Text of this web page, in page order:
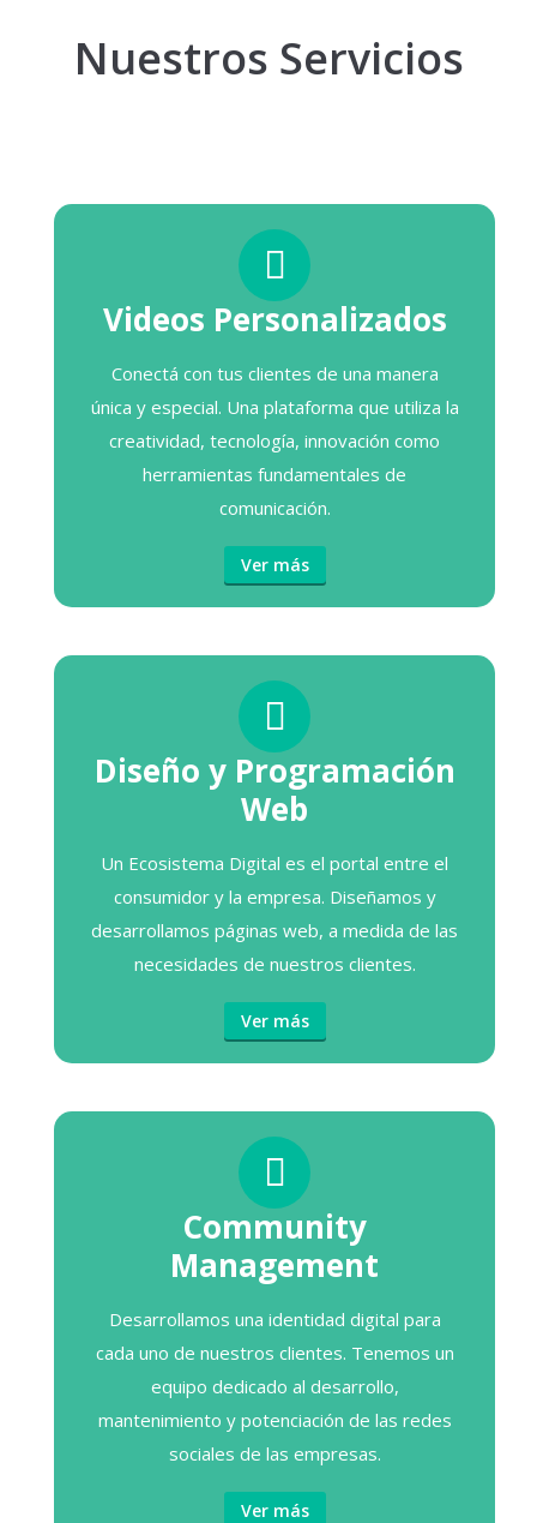
Nuestros Servicios
Videos Personalizados
Conectá con tus clientes de una manera
única y especial. Una plataforma que utiliza la
creatividad, tecnología, innovación como
herramientas fundamentales de
comunicación.
Ver más
Diseño y Programación
Web
Un Ecosistema Digital es el portal entre el
consumidor y la empresa. Diseñamos y
desarrollamos páginas web, a medida de las
necesidades de nuestros clientes.
Ver más
Community
Management
Desarrollamos una identidad digital para
cada uno de nuestros clientes. Tenemos un
equipo dedicado al desarrollo,
mantenimiento y potenciación de las redes
sociales de las empresas.
Ver más